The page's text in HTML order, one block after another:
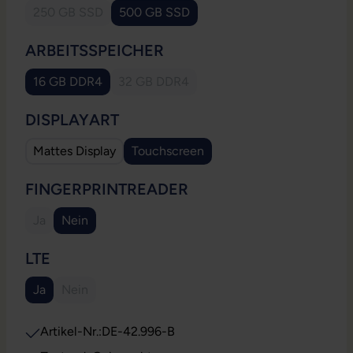
(Diese Option ist zurzeit nicht verfügbar.)
500 GB SSD
ARBEITSSPEICHER
16 GB DDR4
DISPLAYARTAUSWÄHLEN
Mattes Display Touchscreen
FINGERPRINTREADER
(Diese Option ist zurzeit nicht verfügbar.)
Nein
LTE
Ja
Artikel-Nr.:DE-42.996-B